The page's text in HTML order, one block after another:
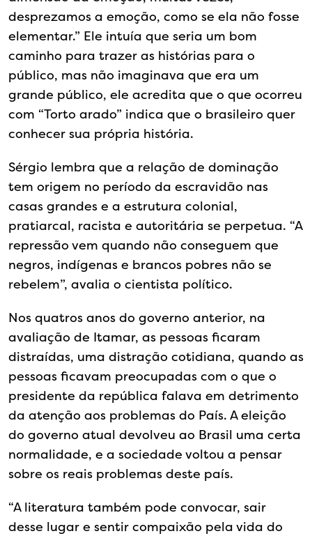
desprezamos a emoção, como se ela não fosse
elementar.” Ele intuía que seria um bom
caminho para trazer as histórias para o
público, mas não imaginava que era um
grande público, ele acredita que o que ocorreu
com “Torto arado” indica que o brasileiro quer
conhecer sua própria história.
Sérgio lembra que a relação de dominação
tem origem no período da escravidão nas
casas grandes e a estrutura colonial,
pratiarcal, racista e autoritária se perpetua. “A
repressão vem quando não conseguem que
negros, indígenas e brancos pobres não se
rebelem”, avalia o cientista político.
Nos quatros anos do governo anterior, na
avaliação de Itamar, as pessoas ficaram
distraídas, uma distração cotidiana, quando as
pessoas ficavam preocupadas com o que o
presidente da república falava em detrimento
da atenção aos problemas do País. A eleição
do governo atual devolveu ao Brasil uma certa
normalidade, e a sociedade voltou a pensar
sobre os reais problemas deste país.
“A literatura também pode convocar, sair
desse lugar e sentir compaixão pela vida do